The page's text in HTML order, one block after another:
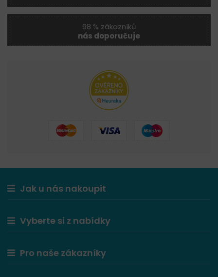
98 % zákazníků
nás doporučuje
Jak u nás nakoupit
Vyberte si z nabídky
Pro naše zákazníky